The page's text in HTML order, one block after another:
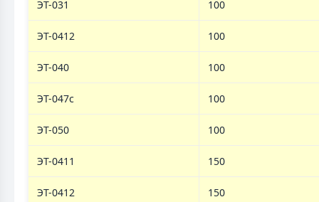
ЭТ-031 100
ЭТ-0412 100
ЭТ-040 100
ЭТ-047с 100
ЭТ-050 100
ЭТ-0411 150
ЭТ-0412 150